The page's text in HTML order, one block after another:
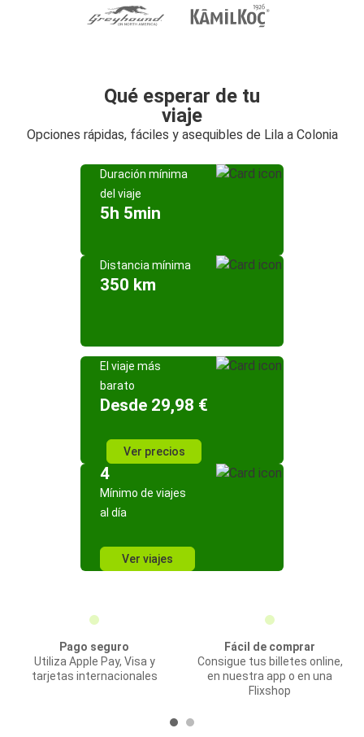
Qué esperar de tu
viaje
Opciones rápidas, fáciles y asequibles de Lila a Colonia
Duración mínima
del viaje
5h 5min
Distancia mínima
350 km
El viaje más
barato
Desde 29,98 €
Ver precios
4
Mínimo de viajes
al día
Ver viajes
Pago seguro
Utiliza Apple Pay, Visa y
tarjetas internacionales
Fácil de comprar
Consigue tus billetes online,
en nuestra app o en una
Flixshop